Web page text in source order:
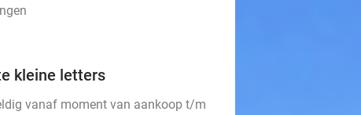
kleine letters
vanaf moment van aankoop t/m